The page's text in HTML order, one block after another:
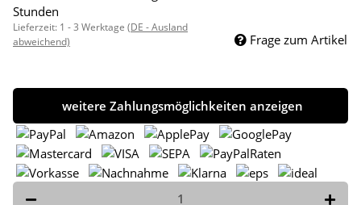
Stunden
Lieferzeit: 1 - 3 Werktage (DE - Ausland
abweichend)
Frage zum Artikel
weitere Zahlungsmöglichkeiten anzeigen